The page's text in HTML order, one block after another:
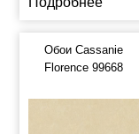
Обои Cassanie
Florence 99668